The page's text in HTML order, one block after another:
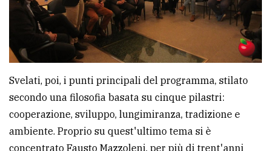
Svelati, poi, i punti principali del programma, stilato
secondo una filosofia basata su cinque pilastri:
cooperazione, sviluppo, lungimiranza, tradizione e
ambiente. Proprio su quest'ultimo tema si è
concentrato Fausto Mazzoleni, per più di trent'anni